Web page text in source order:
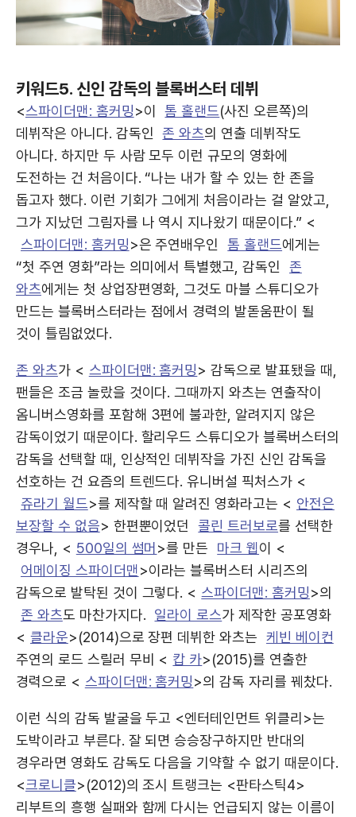
키워드5. 신인 감독의 블록버스터 데뷔
<스파이더맨: 홈커밍>이 톰 홀랜드(사진 오른쪽)의
데뷔작은 아니다. 감독인 존 와츠의 연출 데뷔작도
아니다. 하지만 두 사람 모두 이런 규모의 영화에
도전하는 건 처음이다. “나는 내가 할 수 있는 한 존을
돕고자 했다. 이런 기회가 그에게 처음이라는 걸 알았고,
그가 지났던 그림자를 나 역시 지나왔기 때문이다.” <
스파이더맨: 홈커밍>은 주연배우인 톰 홀랜드에게는
“첫 주연 영화”라는 의미에서 특별했고, 감독인
존
와츠에게는 첫 상업장편영화, 그것도 마블 스튜디오가
만드는 블록버스터라는 점에서 경력의 발돋움판이 될
것이 틀림없었다.
존 와츠가 < 스파이더맨: 홈커밍> 감독으로 발표됐을 때,
팬들은 조금 놀랐을 것이다. 그때까지 와츠는 연출작이
옴니버스영화를 포함해 3편에 불과한, 알려지지 않은
감독이었기 때문이다. 할리우드 스튜디오가 블록버스터의
감독을 선택할 때, 인상적인 데뷔작을 가진 신인 감독을
선호하는 건 요즘의 트렌드다. 유니버설 픽처스가 <
쥬라기 월드>를 제작할 때 알려진 영화라고는 < 안전은
보장할 수 없음> 한편뿐이었던 콜린 트러보로를 선택한
경우나, < 500일의 썸머 >를 만든 마크 웹이 <
어메이징 스파이더맨>이라는 블록버스터 시리즈의
감독으로 발탁된 것이 그렇다. < 스파이더맨: 홈커밍>의
존 와츠도 마찬가지다. 일라이 로스가 제작한 공포영화
< 클라운>(2014)으로 장편 데뷔한 와츠는 케빈 베이컨
주연의 로드 스릴러 무비 < 캅 카>(2015)를 연출한
경력으로 < 스파이더맨: 홈커밍>의 감독 자리를 꿰찼다.
이런 식의 감독 발굴을 두고 <엔터테인먼트 위클리>는
도박이라고 부른다. 잘 되면 승승장구하지만 반대의
경우라면 영화도 감독도 다음을 기약할 수 없기 때문이다.
<크로니클>(2012)의 조시 트랭크는 <판타스틱4>
리부트의 흥행 실패와 함께 다시는 언급되지 않는 이름이